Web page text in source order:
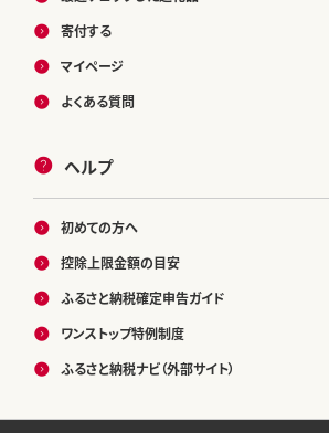
寄付する
マイページ
よくある質問
ヘルプ
初めての方へ
控除上限金額の目安
ふるさと納税確定申告ガイド
ワンストップ特例制度
ふるさと納税ナビ（外部サイト）